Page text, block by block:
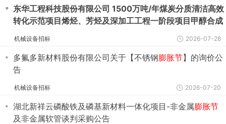
・ 东华工程科技股份有限公司 1500万吨/年煤炭分质清洁高效
转化示范项目烯烃、芳烃及深加工工程一阶段项目甲醇合成
告
机械设备招标 2026-07-28
・ 多氟多新材料股份有限公司关于【不锈钢膨胀节】的询价公
告
机械设备招标 2026-07-20
・ 湖北新祥云磷酸铁及磷基新材料一体化项目-非金属膨胀节
及非金属软管谈判采购公告